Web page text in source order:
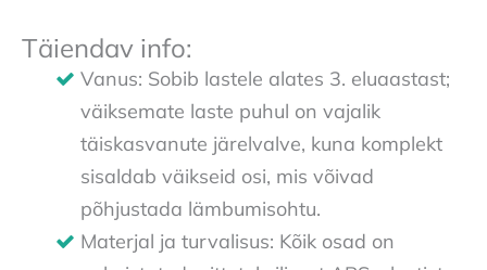
Täiendav info:
Vanus: Sobib lastele alates 3. eluaastast;
väiksemate laste puhul on vajalik
täiskasvanute järelvalve, kuna komplekt
sisaldab väikseid osi, mis võivad
põhjustada lämbumisohtu.
Materjal ja turvalisus: Kõik osad on